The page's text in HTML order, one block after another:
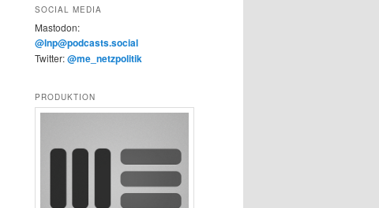
SOCIAL MEDIA
Mastodon:
@lnp@podcasts.social
Twitter:@me_netzpolitik
PRODUKTION